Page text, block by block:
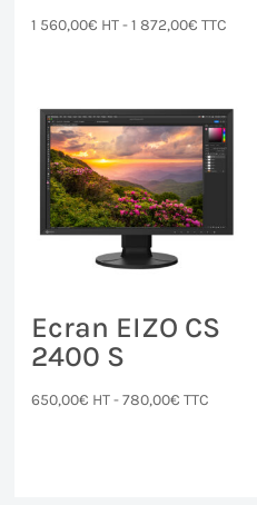
1 560,00€ HT -1 872,00€ TTC
Ecran EIZO CS
2400 S
650,00€ HT -780,00€ TTC